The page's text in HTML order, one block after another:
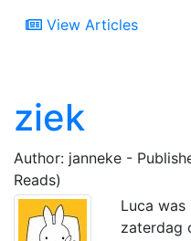
View Articles
ziek
Author: janneke -
Reads)
Luca
zaterdag